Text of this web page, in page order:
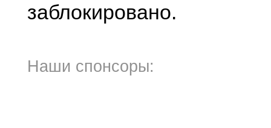
заблокировано.
Наши спонсоры: